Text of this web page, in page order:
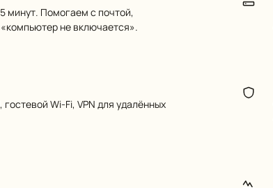
минут. Помогаем с почтой,
не включается».
Wi-Fi, VPN для удалённых